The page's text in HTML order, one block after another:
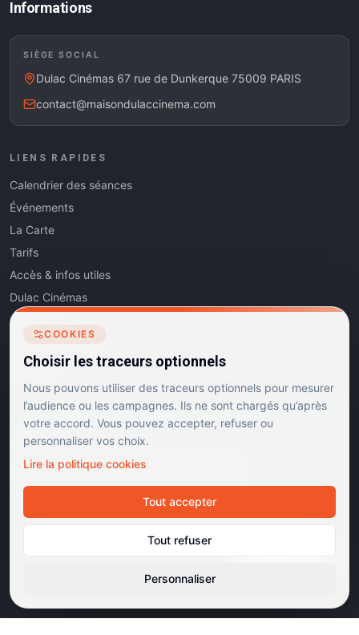
Informations
SIÈGE SOCIAL
Dulac Cinémas 67 rue de Dunkerque 75009 PARIS
contact@maisondulaccinema.com
LIENS RAPIDES
Calendrier des séances
Événements
La Carte
Tarifs
Accès & infos utiles
Dulac Cinémas
Cinéma5
Les Dits de l'Art
Contact
RÉSEAUX SOCIAUX
Instagram Facebook Linkedin
Dulac Cinémas. Tous droits réservés.
Mentions légalesConfidentialitéCookiesGérer les cookies
Cinémas d'art et d'essai · Labels Europa Cinemas
COOKIES
Choisir les traceurs optionnels
Nous pouvons utiliser des traceurs optionnels pour mesurer
l’audience ou les campagnes. Ils ne sont chargés qu’après
votre accord. Vous pouvez accepter, refuser ou
personnaliser vos choix.
Lire la politique cookies
Tout accepter
Tout refuser
Personnaliser